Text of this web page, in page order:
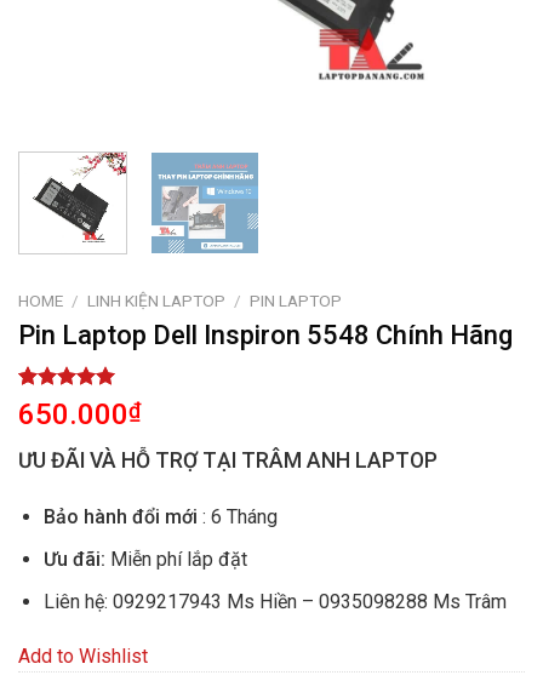
HOME / LINH KIỆN LAPTOP / PIN LAPTOP
Pin Laptop Dell Inspiron 5548 Chính Hãng
Rated
5.00
out of 5
based on
1
customer
650.000₫
ƯU ĐÃI VÀ HỖ TRỢ TẠI TRÂM ANH LAPTOP
Bảo hành đổi mới : 6 Tháng
Ưu đãi: Miễn phí lắp đặt
Liên hệ: 0929217943 Ms Hiền – 0935098288 Ms Trâm
Add to Wishlist